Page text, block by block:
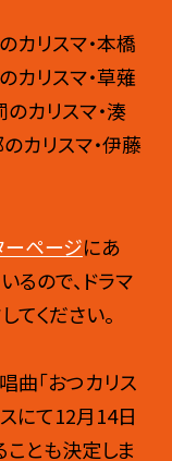
カリスマ・本橋
カリスマ・草薙
カリスマ・湊
カリスマ・伊藤
ーページにあ
るので、ドラマ
てください。
曲「おつカリス
にて12月14日
とも決定しま